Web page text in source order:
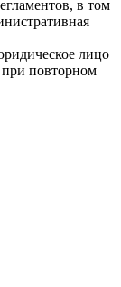
в том
лицо
при повторном